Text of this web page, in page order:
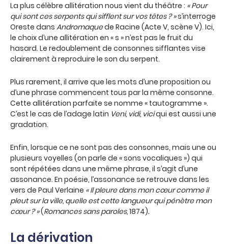
La plus célèbre allitération nous vient du théâtre : « Pour
qui sont ces serpents qui sifflent sur vos têtes ? »s’interroge
Oreste dans Andromaquede Racine (Acte V, scène V). Ici,
le choix d’une allitération en « s » n’est pas le fruit du
hasard. Le redoublement de consonnes sifflantes vise
clairement à reproduire le son du serpent.
Plus rarement, il arrive que les mots d’une proposition ou
d’une phrase commencent tous par la même consonne.
Cette allitération parfaite se nomme « tautogramme ».
C’est le cas de l’adage latin Veni, vidi, viciqui est aussi une
gradation.
Enfin, lorsque ce ne sont pas des consonnes, mais une ou
plusieurs voyelles (on parle de « sons vocaliques ») qui
sont répétées dans une même phrase, il s’agit d’une
assonance. En poésie, l’assonance se retrouve dans les
vers de Paul Verlaine « Il pleure dans mon cœur comme il
pleut sur la ville, quelle est cette langueur qui pénètre mon
cœur ? »(Romances sans paroles,1874).
La dérivation